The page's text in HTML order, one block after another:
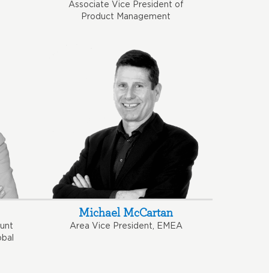
Associate Vice President of
Product Management
Michael McCartan
Area Vice President, EMEA